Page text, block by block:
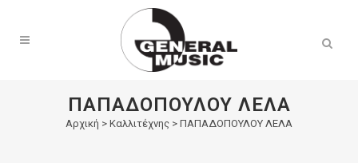
ΠΑΠΑΔΟΠΟΥΛΟΥ ΛΕΛΑ
Αρχική > Καλλιτέχνης > ΠΑΠΑΔΟΠΟΥΛΟΥ ΛΕΛΑ